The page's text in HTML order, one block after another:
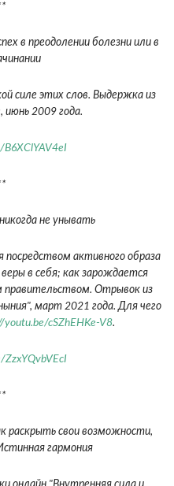
в преодолении болезни или в
силе этих слов. Выдержка из
июнь 2009 года.
не унывать
посредством активного образа
в себя; как зарождается
правительством. Отрывок из
март 2021 года. Для чего
youtu.be/cSZhEHKe-V8.
раскрыть свои возможности,
гармония